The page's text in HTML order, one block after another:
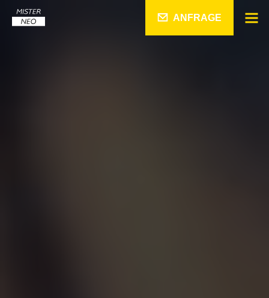
ANFRAGE